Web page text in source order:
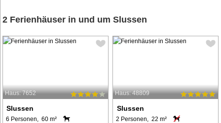
2 Ferienhäuser in und um Slussen
Haus: 7652
Slussen
6 Personen, 60 m²
Haus: 48809
Slussen
2 Personen, 22 m²